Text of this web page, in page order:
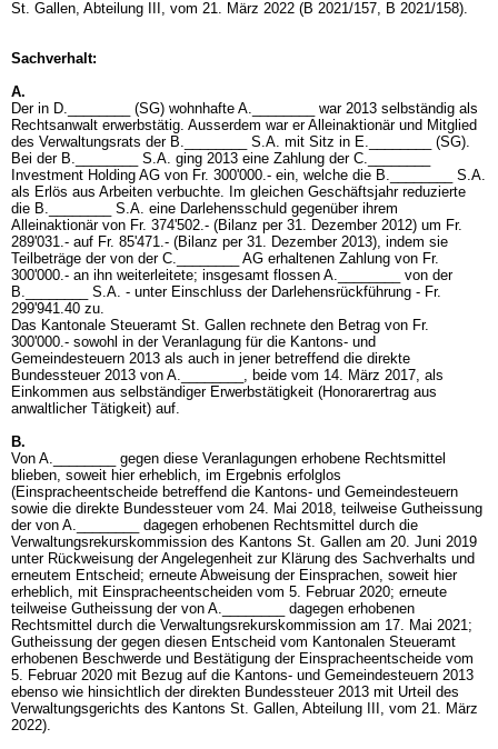
St. Gallen, Abteilung III, vom 21. März 2022 (B 2021/157, B 2021/158).
Sachverhalt:
A.
Der in D.________ (SG) wohnhafte A.________ war 2013 selbständig als
Rechtsanwalt erwerbstätig. Ausserdem war er Alleinaktionär und Mitglied
des Verwaltungsrats der B.________ S.A. mit Sitz in E.________ (SG).
Bei der B.________ S.A. ging 2013 eine Zahlung der C.________
Investment Holding AG von Fr. 300'000.- ein, welche die B.________ S.A.
als Erlös aus Arbeiten verbuchte. Im gleichen Geschäftsjahr reduzierte
die B.________ S.A. eine Darlehensschuld gegenüber ihrem
Alleinaktionär von Fr. 374'502.- (Bilanz per 31. Dezember 2012) um Fr.
289'031.- auf Fr. 85'471.- (Bilanz per 31. Dezember 2013), indem sie
Teilbeträge der von der C.________ AG erhaltenen Zahlung von Fr.
300'000.- an ihn weiterleitete; insgesamt flossen A.________ von der
B.________ S.A. - unter Einschluss der Darlehensrückführung - Fr.
299'941.40 zu.
Das Kantonale Steueramt St. Gallen rechnete den Betrag von Fr.
300'000.- sowohl in der Veranlagung für die Kantons- und
Gemeindesteuern 2013 als auch in jener betreffend die direkte
Bundessteuer 2013 von A.________, beide vom 14. März 2017, als
Einkommen aus selbständiger Erwerbstätigkeit (Honorarertrag aus
anwaltlicher Tätigkeit) auf.
B.
Von A.________ gegen diese Veranlagungen erhobene Rechtsmittel
blieben, soweit hier erheblich, im Ergebnis erfolglos
(Einspracheentscheide betreffend die Kantons- und Gemeindesteuern
sowie die direkte Bundessteuer vom 24. Mai 2018, teilweise Gutheissung
der von A.________ dagegen erhobenen Rechtsmittel durch die
Verwaltungsrekurskommission des Kantons St. Gallen am 20. Juni 2019
unter Rückweisung der Angelegenheit zur Klärung des Sachverhalts und
erneutem Entscheid; erneute Abweisung der Einsprachen, soweit hier
erheblich, mit Einspracheentscheiden vom 5. Februar 2020; erneute
teilweise Gutheissung der von A.________ dagegen erhobenen
Rechtsmittel durch die Verwaltungsrekurskommission am 17. Mai 2021;
Gutheissung der gegen diesen Entscheid vom Kantonalen Steueramt
erhobenen Beschwerde und Bestätigung der Einspracheentscheide vom
5. Februar 2020 mit Bezug auf die Kantons- und Gemeindesteuern 2013
ebenso wie hinsichtlich der direkten Bundessteuer 2013 mit Urteil des
Verwaltungsgerichts des Kantons St. Gallen, Abteilung III, vom 21. März
2022).